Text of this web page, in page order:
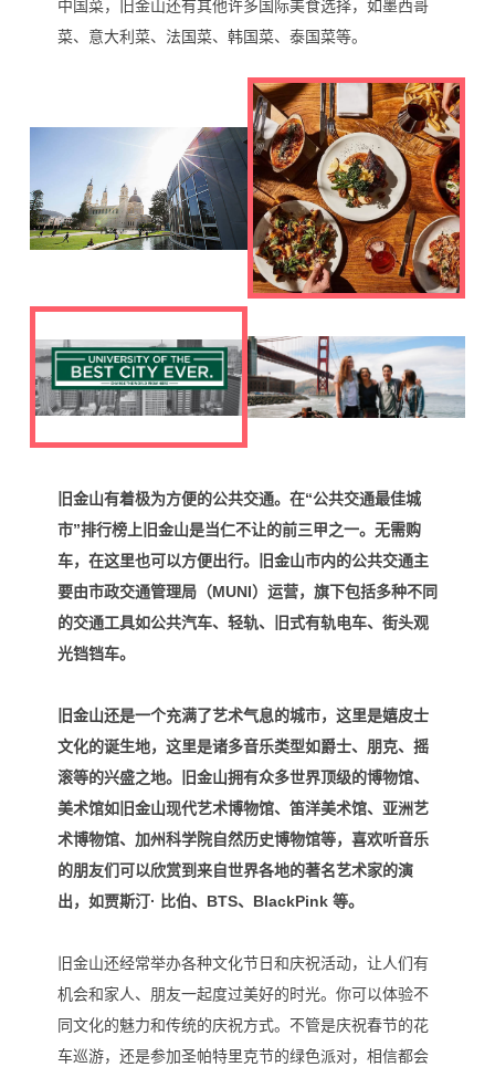
中国菜，旧金山还有其他许多国际美食选择，如墨西哥
菜、意大利菜、法国菜、韩国菜、泰国菜等。
旧金山有着极为方便的公共交通。在“公共交通最佳城
市”排行榜上旧金山是当仁不让的前三甲之一。无需购
车，在这里也可以方便出行。
旧金山市内的公共交通主
要由市政交通管理局（MUNI）运营，旗下包括多种不同
的交通工具如公共汽车、轻轨、旧式有轨电车、街头观
光铛铛车。
旧金山还是一个充满了艺术气息的城市， 这里是嬉皮士
文化的诞生地，这里是诸多音乐类型如爵士、朋克、摇
滚等的兴盛之地。
旧金山拥有众多世界顶级的博物馆、
美术馆如 旧金山现代艺术博物馆、 笛洋美术馆、亚洲艺
术博物馆、 加州科学院自然历史博物馆等， 喜欢听音乐
的朋友们可以欣赏到来自世界各地的著名艺术家的演
出，如贾斯汀· 比伯、BTS、BlackPink 等。
旧金山还经常举办各种文化节日和庆祝活动，让人们有
机会和家人、朋友一起度过美好的时光。你可以体验不
同文化的魅力和传统的庆祝方式。不管是庆祝春节的花
车巡游，还是参加圣帕特里克节的绿色派对，相信都会